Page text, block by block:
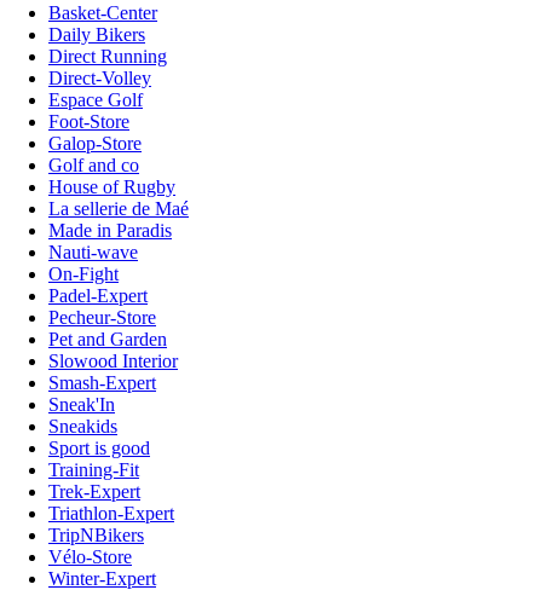
Basket-Center
Daily Bikers
Direct Running
Direct-Volley
Espace Golf
Foot-Store
Galop-Store
Golf and co
House of Rugby
La sellerie de Maé
Made in Paradis
Nauti-wave
On-Fight
Padel-Expert
Pecheur-Store
Pet and Garden
Slowood Interior
Smash-Expert
Sneak'In
Sneakids
Sport is good
Training-Fit
Trek-Expert
Triathlon-Expert
TripNBikers
Vélo-Store
Winter-Expert